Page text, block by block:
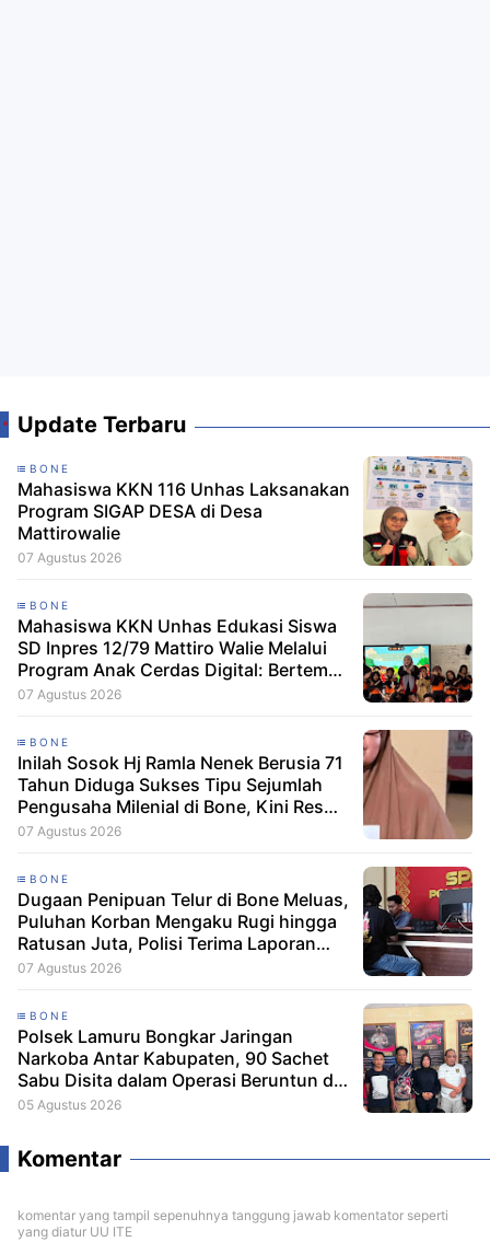
Update Terbaru
BONE
Mahasiswa KKN 116 Unhas Laksanakan
Program SIGAP DESA di Desa
Mattirowalie
07 Agustus 2026
BONE
Mahasiswa KKN Unhas Edukasi Siswa
SD Inpres 12/79 Mattiro Walie Melalui
Program Anak Cerdas Digital: Berteman
Baik, Berani Tolak Bullying
07 Agustus 2026
BONE
Inilah Sosok Hj Ramla Nenek Berusia 71
Tahun Diduga Sukses Tipu Sejumlah
Pengusaha Milenial di Bone, Kini Resmi
Dilaporkan Dengan Kerugian Korban
07 Agustus 2026
BONE
Dugaan Penipuan Telur di Bone Meluas,
Puluhan Korban Mengaku Rugi hingga
Ratusan Juta, Polisi Terima Laporan
Resmi
07 Agustus 2026
BONE
Polsek Lamuru Bongkar Jaringan
Narkoba Antar Kabupaten, 90 Sachet
Sabu Disita dalam Operasi Beruntun di
Bone dan Soppeng
05 Agustus 2026
Komentar
komentar yang tampil sepenuhnya tanggung jawab komentator seperti
yang diatur UU ITE